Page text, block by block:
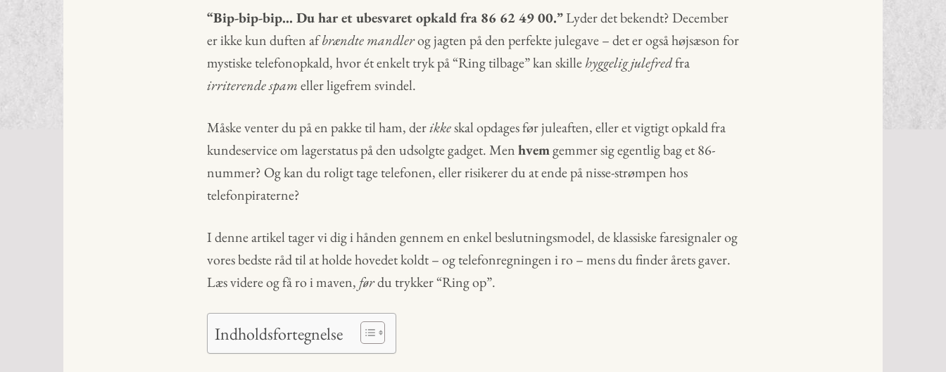
“Bip-bip-bip… Du har et ubesvaret opkald fra 86 62 49 00.”Lyder det bekendt? December
er ikke kun duften afbrændte mandlerog jagten på den perfekte julegave – det er også højsæson for
mystiske telefonopkald, hvor ét enkelt tryk på “Ring tilbage” kan skillehyggelig julefredfra
irriterende spameller ligefrem svindel.
Måske venter du på en pakke til ham, derikkeskal opdages før juleaften, eller et vigtigt opkald fra
kundeservice om lagerstatus på den udsolgte gadget. Menhvemgemmer sig egentlig bag et 86-
nummer? Og kan du roligt tage telefonen, eller risikerer du at ende på nisse-strømpen hos
telefonpiraterne?
I denne artikel tager vi dig i hånden gennem en enkel beslutningsmodel, de klassiske faresignaler og
vores bedste råd til at holde hovedet koldt – og telefonregningen i ro – mens du finder årets gaver.
Læs videre og få ro i maven, førdu trykker “Ring op”.
Indholdsfortegnelse